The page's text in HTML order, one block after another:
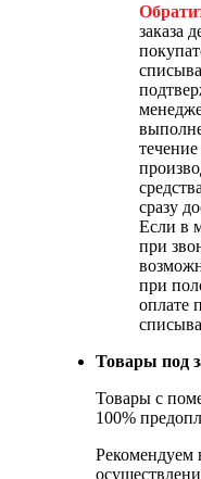
заказа
сразу
Если в
при
при
оплате
Товары под
Товары с
100%
Рекомендуем